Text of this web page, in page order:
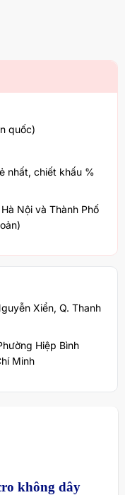
quốc)
nhất, chiết khấu %
Nội và Thành Phố
Xiển, Q. Thanh
Hiệp Bình
Minh
không dây